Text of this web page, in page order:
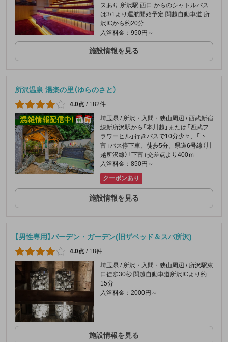
スあり 所沢駅 西口 からのシャトルバス
は3/1より運航開始予定 関越自動車道 所
沢ICから約20分
入浴料金：950円～
施設情報を見る
所沢温泉 湯楽の里（ゆらのさと）
4.0点 / 182件
埼玉県 / 所沢・入間・狭山周辺 / 西武新宿
線新所沢駅から「本川越」または「西武フ
ラワーヒル」行きバスで10分少々、「下
富」バス停下車、徒歩5分。県道6号線（川
越所沢線）「下富」交差点より400ｍ
入浴料金：850円～
クーポンあり
施設情報を見る
【男性専用】バーデン・ガーデン(旧ザベッド＆スパ所沢)
4.0点 / 18件
埼玉県 / 所沢・入間・狭山周辺 / 所沢駅東
口徒歩30秒 関越自動車道所沢ICより約
15分
入浴料金：2000円～
施設情報を見る